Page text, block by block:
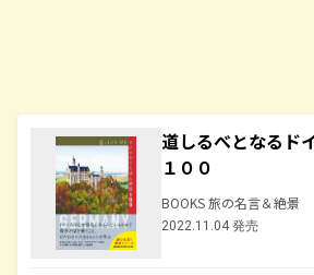
道しるべとなるド
１００
BOOKS 旅の名言＆絶景
2022.11.04 発売